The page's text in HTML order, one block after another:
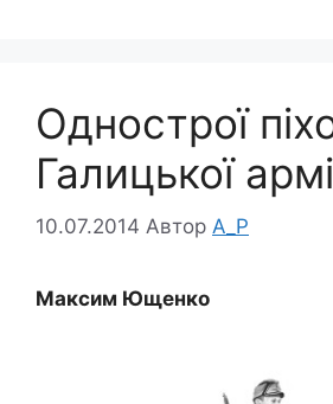
Однострої
Галицької
10.07.2014 Автор A_P
Максим Ющенко